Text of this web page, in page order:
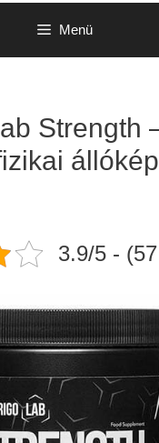
Menü
Strength
3.9/5 -